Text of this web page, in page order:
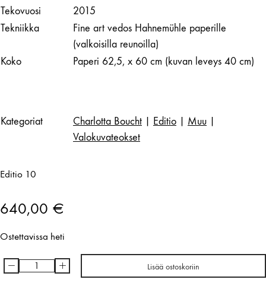
Tekovuosi
2015
Tekniikka
Fine art vedos Hahnemühle paperille
(valkoisilla reunoilla)
Koko
Paperi 62,5, x 60 cm (kuvan leveys 40 cm)
Kategoriat Charlotta Boucht Editio Muu
Valokuvateokset
Editio 10
640,00 €
Ostettavissa heti
Charlotta
- + Lisää ostoskoriin